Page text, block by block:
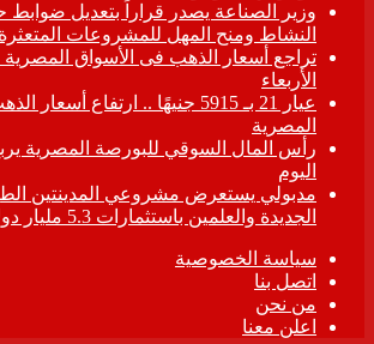
وزير الصناعة يصدر قراراً بتعديل
النشاط ومنح المهل للمشروعات المتعثرة
تراجع أسعار الذهب فى الأسواق المصرية
الأربعاء
عيار 21 بـ 5915 جنيهًا .. ارتفاع
المصرية
اليوم
مدبولي يستعرض مشروعي المدينتين
الجديدة والعلمين باستثمارات 5.3 مليار دولار
سياسة الخصوصية
اتصل بنا
من نحن
اعلن معنا